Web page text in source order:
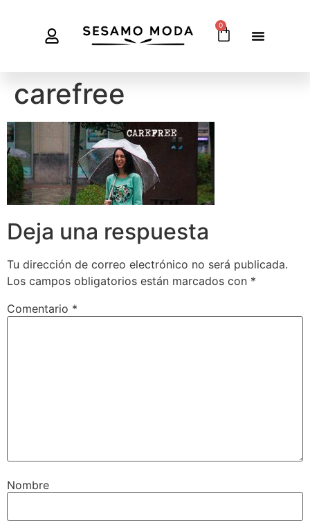
0
carefree
Deja una respuesta
Tu dirección de correo electrónico no será publicada.
Los campos obligatorios están marcados con *
Comentario *
Nombre